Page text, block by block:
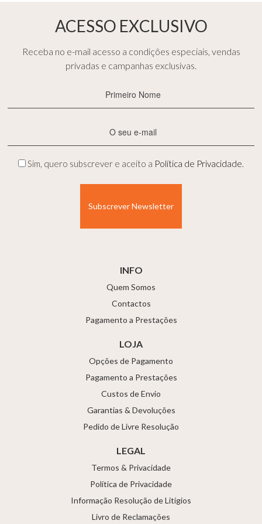
ACESSO EXCLUSIVO
Receba no e-mail acesso a condições especiais, vendas
privadas e campanhas exclusivas.
Nome
mail
Privacidade
Sim, quero subscrever e aceito a Política de Privacidade
INFO
Quem Somos
Contactos
Pagamento a Prestações
LOJA
Opções de Pagamento
Pagamento a Prestações
Custos de Envio
Garantias & Devoluções
Pedido de Livre Resolução
LEGAL
Termos & Privacidade
Política de Privacidade
Informação Resolução de Litígios
Livro de Reclamações